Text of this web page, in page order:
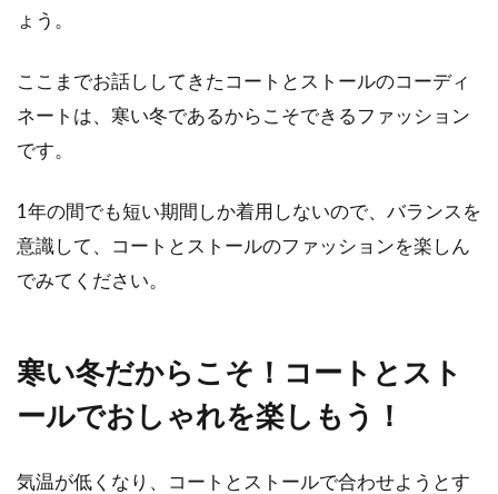
ょう。
ここまでお話ししてきたコートとストールのコーディ
ネートは、寒い冬であるからこそできるファッション
です。
1年の間でも短い期間しか着用しないので、バランスを
意識して、コートとストールのファッションを楽しん
でみてください。
寒い冬だからこそ！コートとスト
ールでおしゃれを楽しもう！
気温が低くなり、コートとストールで合わせようとす